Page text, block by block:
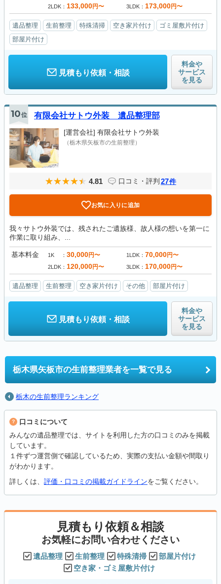
2LDK 133,000円〜 3LDK 173,000円〜
遺品整理 生前整理 特殊清掃 空き家片付け
ゴミ屋敷片付け
部屋片付け
見積もり依頼・相談
料金や
サービス
を見る
10位 有限会社サトウ外装 遺品整理部
[運営会社] 有限会社サトウ外装
（栃木県矢板市の生前整理）
4.81 口コミ・評判 27件
お気に入りに追加
我々サトウ外装では、残されたご遺族様、故人様の想いを第一に
作業に取り組み、...
基本料金 1K 30,000円〜 1LDK 70,000円〜
2LDK 120,000円〜 3LDK 170,000円〜
遺品整理 生前整理 空き家片付け その他 部屋片付け
見積もり依頼・相談
料金や
サービス
を見る
栃木県矢板市の生前整理業者を一覧で見る
栃木の生前整理ランキング
口コミについて
みんなの遺品整理では、サイトを利用した方の口コミのみを掲載
しています。
１件ずつ運営側で確認しているため、実際の支払い金額や間取り
がわかります。
詳しくは、 評価・口コミの掲載ガイドラインをご覧ください。
見積もり依頼＆相談
お気軽にお問い合わせください
遺品整理 生前整理 特殊清掃
部屋片付け
空き家・ゴミ屋敷片付け